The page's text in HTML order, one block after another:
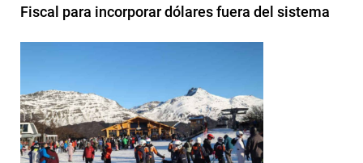
Fiscal para incorporar dólares fuera del sistema